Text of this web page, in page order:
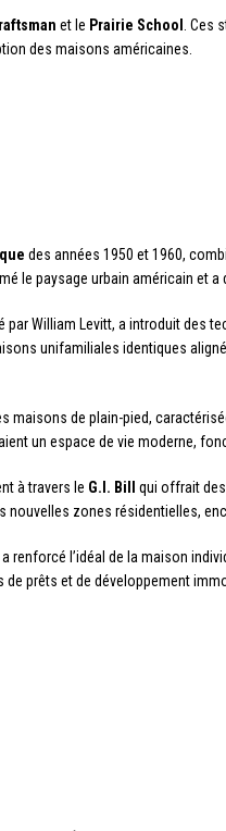
et le Prairie School
. Ces
des maisons américaines.
des années 1950 et 1960,
le paysage urbain américain et a
William Levitt, a introduit des
unifamiliales identiques
maisons de plain-pied,
un espace de vie moderne,
à travers le G.I. Bill
qui offrait
zones résidentielles,
l’idéal de la maison
prêts et de développement